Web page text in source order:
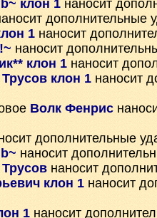
клон 1 наносит
дополнительные
1 наносит
наносит
клон 1 наносит
клон 1 наносит
Волк Фенрис
дополнительные
наносит
наносит
клон 1 наносит
1 наносит